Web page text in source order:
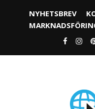
NYHETSBREV